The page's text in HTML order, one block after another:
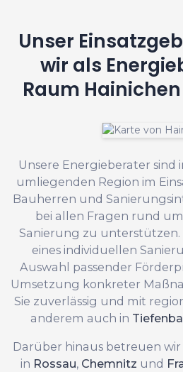
Unser
wir als
Raum
Unsere Energieberater sind
umliegenden Region im
Bauherren und
bei allen Fragen rund
Sanierung zu unterstützen.
eines individuellen
Auswahl passender
Umsetzung konkreter
Sie zuverlässig und mit
anderem auch in
Darüber hinaus betreuen
in Rossau, Chemnitz und